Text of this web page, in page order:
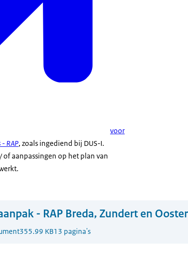
voor
- RAP, zoals ingediend bij DUS-I.
aanpassingen op het plan van
- RAP Breda, Zundert en
355.99 KB13 pagina's